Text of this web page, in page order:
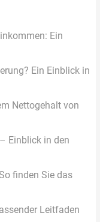
Ein
Ein Einblick in
Nettogehalt von
Einblick in den
finden Sie das
Leitfaden